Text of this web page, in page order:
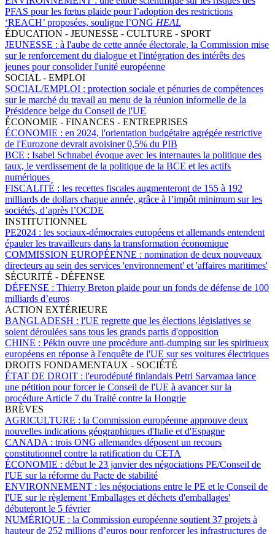
PFAS pour les fœtus plaide pour l’adoption des restrictions
‘REACH’ proposées, souligne l’ONG HEAL
ÉDUCATION - JEUNESSE - CULTURE - SPORT
JEUNESSE : à l'aube de cette année électorale, la Commission mise
sur le renforcement du dialogue et l'intégration des intérêts des
jeunes pour consolider l'unité européenne
SOCIAL - EMPLOI
SOCIAL/EMPLOI : protection sociale et pénuries de compétences
sur le marché du travail au menu de la réunion informelle de la
Présidence belge du Conseil de l'UE
ÉCONOMIE - FINANCES - ENTREPRISES
ÉCONOMIE : en 2024, l'orientation budgétaire agrégée restrictive
de l'Eurozone devrait avoisiner 0,5% du PIB
BCE : Isabel Schnabel évoque avec les internautes la politique des
taux, le verdissement de la politique de la BCE et les actifs
numériques
FISCALITÉ : les recettes fiscales augmenteront de 155 à 192
milliards de dollars chaque année, grâce à l’impôt minimum sur les
sociétés, d’après l’OCDE
INSTITUTIONNEL
PE2024 : les sociaux-démocrates européens et allemands entendent
épauler les travailleurs dans la transformation économique
COMMISSION EUROPÉENNE : nomination de deux nouveaux
directeurs au sein des services 'environnement' et 'affaires maritimes'
SÉCURITÉ - DÉFENSE
DÉFENSE : Thierry Breton plaide pour un fonds de défense de 100
milliards d’euros
ACTION EXTÉRIEURE
BANGLADESH : l'UE regrette que les élections législatives se
soient déroulées sans tous les grands partis d'opposition
CHINE : Pékin ouvre une procédure anti-dumping sur les spiritueux
européens en réponse à l'enquête de l'UE sur ses voitures électriques
DROITS FONDAMENTAUX - SOCIÉTÉ
ÉTAT DE DROIT : l'eurodéputé finlandais Petri Sarvamaa lance
une pétition pour forcer le Conseil de l'UE à avancer sur la
procédure Article 7 du Traité contre la Hongrie
BRÈVES
AGRICULTURE : la Commission européenne approuve deux
nouvelles indications géographiques d'Italie et d'Espagne
CANADA : trois ONG allemandes déposent un recours
constitutionnel contre la ratification du CETA
ÉCONOMIE : début le 23 janvier des négociations PE/Conseil de
l'UE sur la réforme du Pacte de stabilité
ENVIRONNEMENT : les négociations entre le PE et le Conseil de
l'UE sur le règlement 'Emballages et déchets d'emballages'
débuteront le 5 février
NUMÉRIQUE : la Commission européenne soutient 37 projets à
hauteur de 252 millions d’euros pour renforcer les infrastructures de